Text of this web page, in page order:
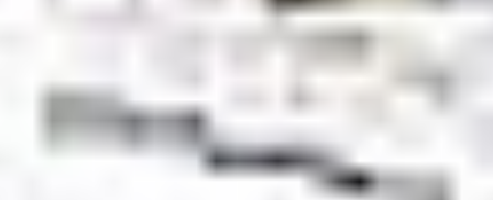
Regulamin płatności online